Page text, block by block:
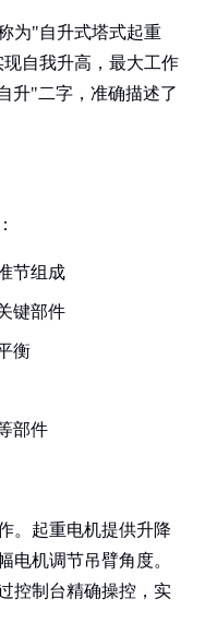
为"自升式塔式起重
自我升高，最大工作
升"二字，准确描述了
节组成
键部件
衡
部件
。起重电机提供升降
电机调节吊臂角度。
控制台精确操控，实